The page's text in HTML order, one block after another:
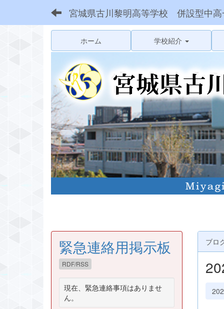
宮城県古川黎明高等学校 併設型中高
ホーム 学校紹介
ブロ
緊急連絡用掲示板
RDF/RSS
現在、緊急連絡事項はありませ
ん。